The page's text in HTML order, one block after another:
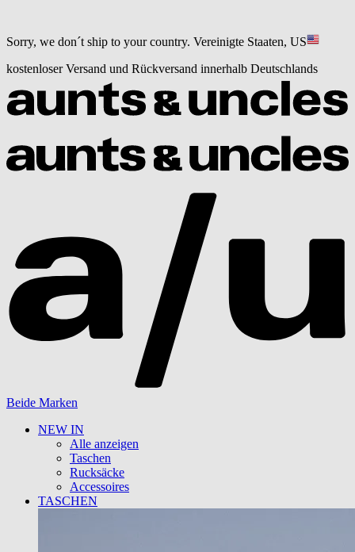
Sorry, we don´t ship to your country. Vereinigte Staaten, US
kostenloser Versand und Rückversand innerhalb Deutschlands
Beide Marken
NEW IN
Alle anzeigen
Taschen
Rucksäcke
Accessoires
TASCHEN